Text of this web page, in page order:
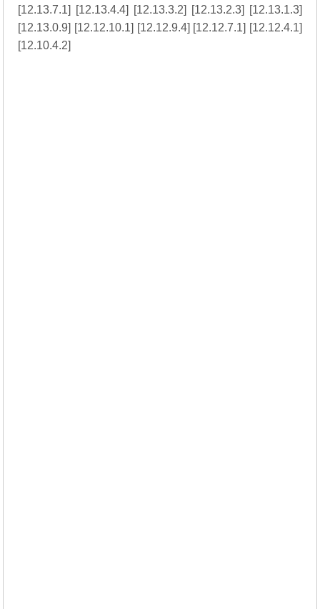
[12.13.7.1] [12.13.4.4] [12.13.3.2] [12.13.2.3] [12.13.1.3]
[12.13.0.9] [12.12.10.1] [12.12.9.4] [12.12.7.1] [12.12.4.1]
[12.10.4.2]